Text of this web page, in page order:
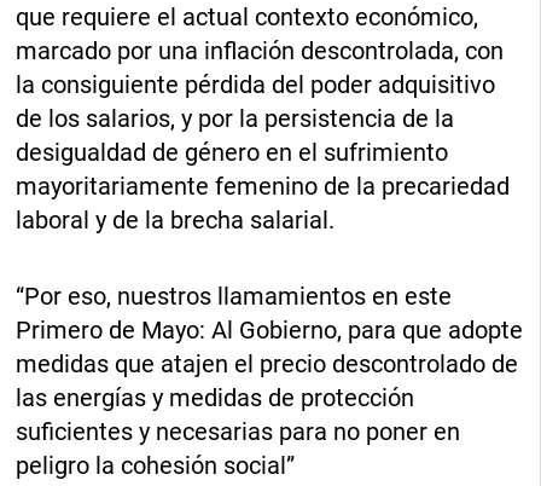
que requiere el actual contexto económico,
marcado por una inflación descontrolada, con
la consiguiente pérdida del poder adquisitivo
de los salarios, y por la persistencia de la
desigualdad de género en el sufrimiento
mayoritariamente femenino de la precariedad
laboral y de la brecha salarial.
“Por eso, nuestros llamamientos en este
Primero de Mayo: Al Gobierno, para que adopte
medidas que atajen el precio descontrolado de
las energías y medidas de protección
suficientes y necesarias para no poner en
peligro la cohesión social”